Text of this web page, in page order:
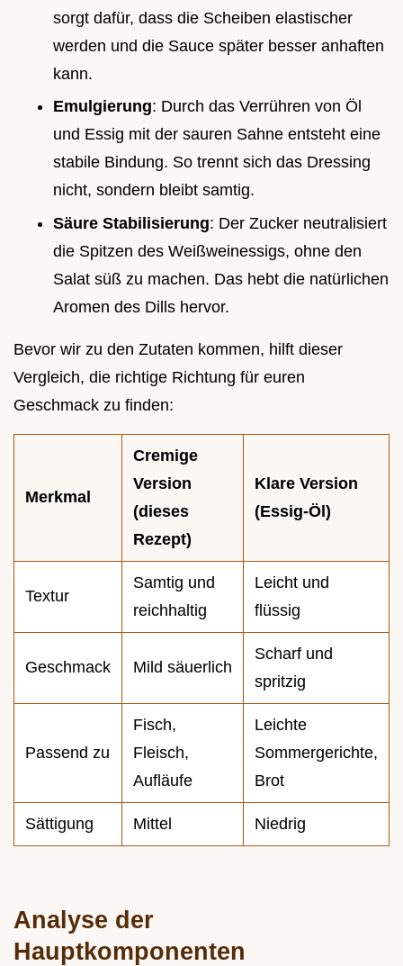
sorgt dafür, dass die Scheiben elastischer
werden und die Sauce später besser anhaften
kann.
Emulgierung: Durch das Verrühren von Öl
und Essig mit der sauren Sahne entsteht eine
stabile Bindung. So trennt sich das Dressing
nicht, sondern bleibt samtig.
Säure Stabilisierung: Der Zucker neutralisiert
die Spitzen des Weißweinessigs, ohne den
Salat süß zu machen. Das hebt die natürlichen
Aromen des Dills hervor.
Bevor wir zu den Zutaten kommen, hilft dieser
Vergleich, die richtige Richtung für euren
Geschmack zu finden:
Merkmal
Cremige
Version
(dieses
Rezept)
Klare Version
(Essig-Öl)
Textur
Samtig und
reichhaltig
Leicht und
flüssig
Geschmack Mild säuerlich
Scharf und
spritzig
Passend zu
Fisch,
Fleisch,
Aufläufe
Leichte
Sommergerichte,
Brot
Sättigung Mittel Niedrig
Analyse der
Hauptkomponenten